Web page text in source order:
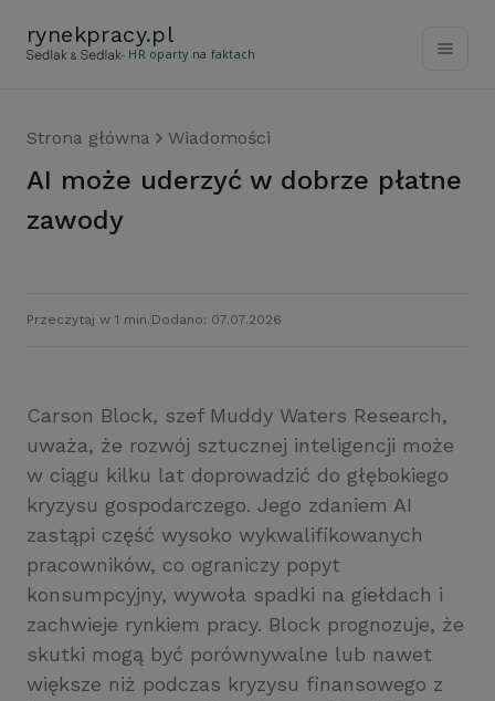
rynekpracy.pl
- HR oparty na faktach
Strona główna Wiadomości
AI może uderzyć w dobrze płatne
zawody
Przeczytaj w 1 min. Dodano: 07.07.2026
Carson Block, szef Muddy Waters Research,
uważa, że rozwój sztucznej inteligencji może
w ciągu kilku lat doprowadzić do głębokiego
kryzysu gospodarczego. Jego zdaniem AI
zastąpi część wysoko wykwalifikowanych
pracowników, co ograniczy popyt
konsumpcyjny, wywoła spadki na giełdach i
zachwieje rynkiem pracy. Block prognozuje, że
skutki mogą być porównywalne lub nawet
większe niż podczas kryzysu finansowego z